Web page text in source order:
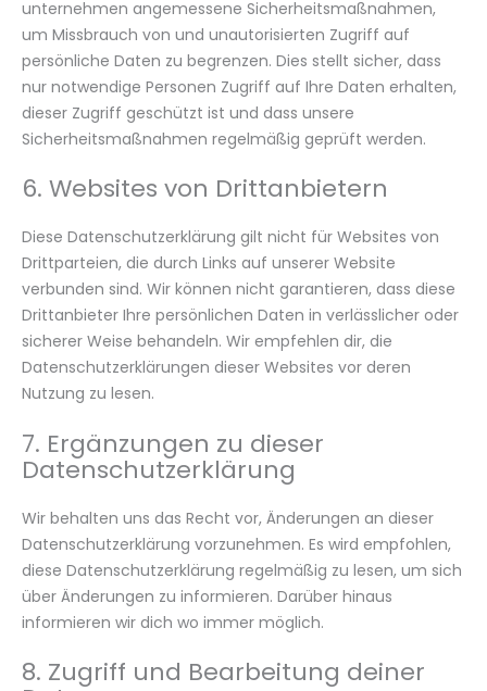
unternehmen angemessene Sicherheitsmaßnahmen,
um Missbrauch von und unautorisierten Zugriff auf
persönliche Daten zu begrenzen. Dies stellt sicher, dass
nur notwendige Personen Zugriff auf Ihre Daten erhalten,
dieser Zugriff geschützt ist und dass unsere
Sicherheitsmaßnahmen regelmäßig geprüft werden.
6. Websites von Drittanbietern
Diese Datenschutzerklärung gilt nicht für Websites von
Drittparteien, die durch Links auf unserer Website
verbunden sind. Wir können nicht garantieren, dass diese
Drittanbieter Ihre persönlichen Daten in verlässlicher oder
sicherer Weise behandeln. Wir empfehlen dir, die
Datenschutzerklärungen dieser Websites vor deren
Nutzung zu lesen.
7. Ergänzungen zu dieser
Datenschutzerklärung
Wir behalten uns das Recht vor, Änderungen an dieser
Datenschutzerklärung vorzunehmen. Es wird empfohlen,
diese Datenschutzerklärung regelmäßig zu lesen, um sich
über Änderungen zu informieren. Darüber hinaus
informieren wir dich wo immer möglich.
8. Zugriff und Bearbeitung deiner